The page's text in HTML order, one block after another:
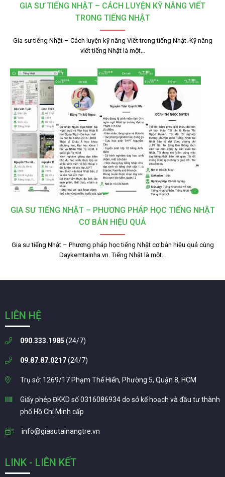
GIA SƯ TIẾNG NHẬT – CÁCH LUYỆN KỸ NĂNG VIẾT
TRONG TIẾNG NHẬT
Gia sư tiếng Nhật – Cách luyện kỹ năng Viết trong tiếng Nhật. Kỹ năng
viết tiếng Nhật là một…
GIA SƯ TIẾNG NHẬT – PHƯƠNG PHÁP HỌC TIẾNG NHẬT
CƠ BẢN HIỆU QUẢ
Gia sư tiếng Nhật – Phương pháp học tiếng Nhật cơ bản hiệu quả cùng
Daykemtainha.vn. Tiếng Nhật là một…
LIÊN HỆ
090.333.1985 (24/7)
09.87.87.0217(24/7)
Trụ sở: 1269/17 Phạm Thế Hiển, Phường 5, Quận 8, HCM
Giấy phép ĐKKD số 0316086934 do sở kế hoạch và đầu tư thành
phố Hồ Chí Minh cấp
info@giasutainangtre.vn
LINK - LIÊN KẾT